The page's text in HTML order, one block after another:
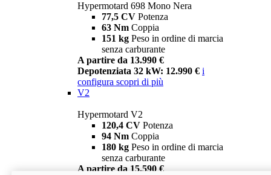
Hypermotard 698 Mono Nera
77,5 CV Potenza
63 Nm Coppia
151 kg Peso in ordine di marcia
senza carburante
A partire da 13.990 €
Depotenziata 32 kW: 12.990 € i
configura scopri di più
V2
Hypermotard V2
120,4 CV Potenza
94 Nm Coppia
180 kg Peso in ordine di marcia
senza carburante
A partire da 15.590 €